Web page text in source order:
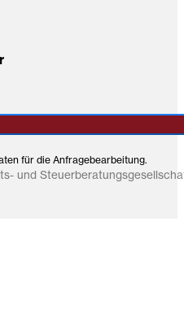
für die Anfragebearbeitung.
und